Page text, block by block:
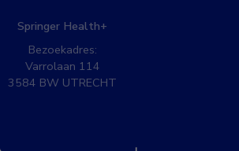
Springer Health+
Bezoekadres:
Varrolaan 114
3584 BW UTRECHT